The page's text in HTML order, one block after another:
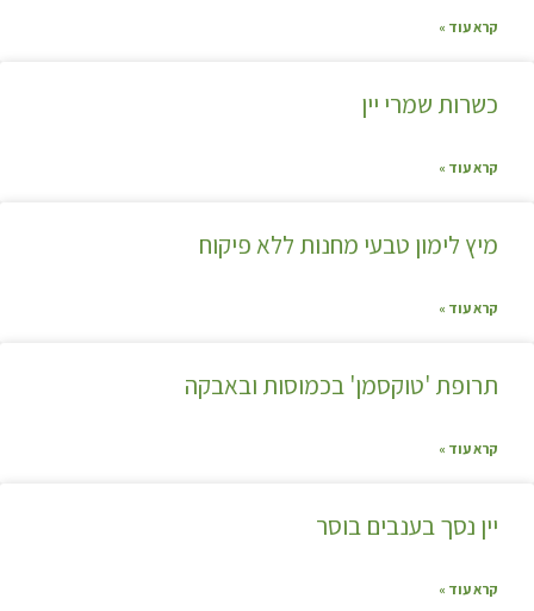
קרא עוד »
כשרות שמרי יין
קרא עוד »
מיץ לימון טבעי מחנות ללא פיקוח
קרא עוד »
תרופת 'טוקסמן' בכמוסות ובאבקה
קרא עוד »
יין נסך בענבים בוסר
קרא עוד »